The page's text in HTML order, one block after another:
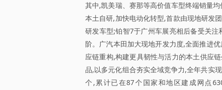
其中,凯美瑞、赛那等高价值车型终端销量
本土自研,加快电动化转型,首款由现地研发
研发车型;铂智7于广州车展亮相后备受关
阶。广汽本田加大现地开发力度,全面推进
应链重构,构建更具韧性与活力的本土供应
品,以多元化组合夯实全域竞争力,全年共实
个,累计已在87个国家和地区建成网点